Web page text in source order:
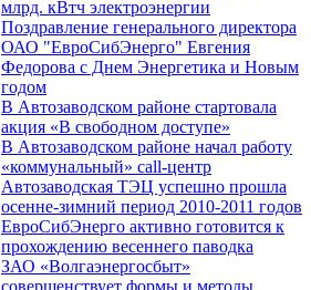
млрд. кВтч электроэнергии
Поздравление генерального директора
ОАО "ЕвроСибЭнерго" Евгения
Федорова с Днем Энергетика и Новым
годом
В Автозаводском районе стартовала
акция «В свободном доступе»
В Автозаводском районе начал работу
«коммунальный» call-центр
Автозаводская ТЭЦ успешно прошла
осенне-зимний период 2010-2011 годов
ЕвроСибЭнерго активно готовится к
прохождению весеннего паводка
ЗАО «Волгаэнергосбыт»